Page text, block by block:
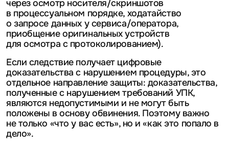
через осмотр носителя/скриншотов
в процессуальном порядке, ходатайство
о запросе данных у сервиса/оператора,
приобщение оригинальных устройств
для осмотра с протоколированием).
Если следствие получает цифровые
доказательства с нарушением процедуры, это
отдельное направление защиты: доказательства,
полученные с нарушением требований УПК,
являются недопустимыми и не могут быть
положены в основу обвинения. Поэтому важно
не только «что у вас есть», но и «как это попало в
дело».